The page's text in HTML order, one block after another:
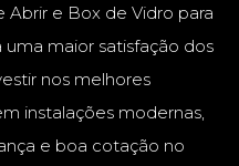
e Box de Vidro para
uma maior satisfação dos
nos melhores
instalações modernas,
e boa cotação no